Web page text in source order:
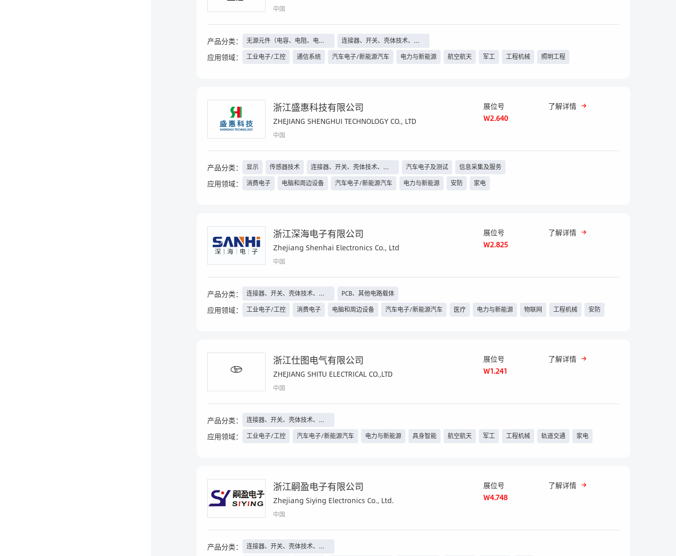
中国
产品分类：
无源元件（电容、电阻、电感
连接器、开关、壳体技术、线
束线缆等
应用领域： 工业电子/工控 通信系统 汽车电子/新能源汽车 电力与新能源 航空航天 军工 工程机械 照明工程
浙江盛惠科技有限公司
ZHEJIANG SHENGHUI TECHNOLOGY CO., LTD
中国
展位号
W2.640
了解详情
产品分类： 显示 传感器技术
连接器、开关、壳体技术、线
汽车电子及测试 信息采集及服务
应用领域： 消费电子 电脑和周边设备 汽车电子/新能源汽车 电力与新能源 安防 家电
浙江深海电子有限公司
Zhejiang Shenhai Electronics Co., Ltd
中国
展位号
W2.825
了解详情
产品分类：
连接器、开关、壳体技术、线
PCB、其他电路载体
应用领域： 工业电子/工控 消费电子 电脑和周边设备 汽车电子/新能源汽车 医疗 电力与新能源 物联网 工程机械
安防
浙江仕图电气有限公司
ZHEJIANG SHITU ELECTRICAL CO.,LTD
中国
展位号
W1.241
了解详情
产品分类：
连接器、开关、壳体技术、线
应用领域： 工业电子/工控 汽车电子/新能源汽车 电力与新能源 具身智能 航空航天 军工 工程机械 轨道交通 家电
浙江嗣盈电子有限公司
Zhejiang Siying Electronics Co., Ltd.
中国
展位号
W4.748
了解详情
产品分类：
连接器、开关、壳体技术、线